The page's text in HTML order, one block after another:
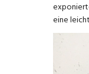
eine